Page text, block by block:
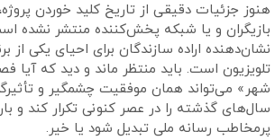
تاریخ کلید خوردن پروژه، فهرست قطعی
منتشر نشده است، اما اعلام این خبر
برای احیای یکی از برندهای موفق کمدی
ماند و دید که آیا فصل جدید «زیر آسمان
چشمگیر و تأثیرگذاری فرهنگی
کنونی تکرار کند و بار دیگر به یکی از آثار
شود یا خیر.